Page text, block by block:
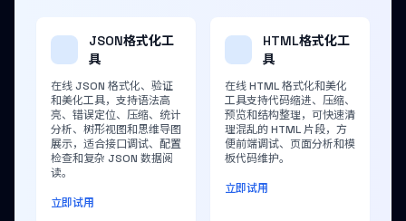
JSON格式化工
具
在线 JSON 格式化、验证
和美化工具，支持语法高
亮、错误定位、压缩、统计
分析、树形视图和思维导图
展示，适合接口调试、配置
检查和复杂 JSON 数据阅
读。
立即试用
HTML格式化工
具
在线 HTML 格式化和美化
工具支持代码缩进、压缩、
预览和结构整理，可快速清
理混乱的 HTML 片段，方
便前端调试、页面分析和模
板代码维护。
立即试用